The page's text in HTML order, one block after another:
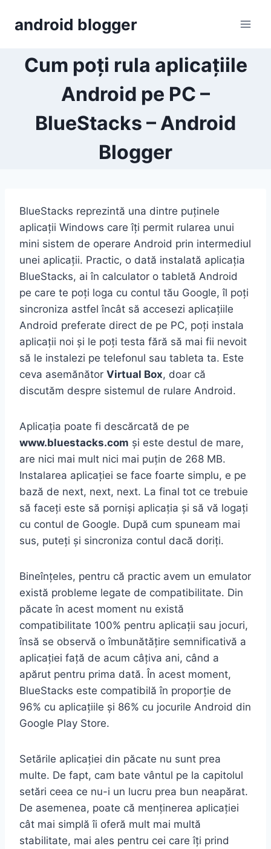
android blogger
Cum poți rula aplicațiile
Android pe PC –
BlueStacks – Android
Blogger
BlueStacks reprezintă una dintre puținele
aplicații Windows care îți permit rularea unui
mini sistem de operare Android prin intermediul
unei aplicații. Practic, o dată instalată aplicația
BlueStacks, ai în calculator o tabletă Android
pe care te poți loga cu contul tău Google, îl poți
sincroniza astfel încât să accesezi aplicațiile
Android preferate direct de pe PC, poți instala
aplicații noi și le poți testa fără să mai fii nevoit
să le instalezi pe telefonul sau tableta ta. Este
ceva asemănător Virtual Box, doar că
discutăm despre sistemul de rulare Android.
Aplicația poate fi descărcată de pe
www.bluestacks.com și este destul de mare,
are nici mai mult nici mai puțin de 268 MB.
Instalarea aplicației se face foarte simplu, e pe
bază de next, next, next. La final tot ce trebuie
să faceți este să porniși aplicația și să vă logați
cu contul de Google. După cum spuneam mai
sus, puteți și sincroniza contul dacă doriți.
Bineînțeles, pentru că practic avem un emulator
există probleme legate de compatibilitate. Din
păcate în acest moment nu există
compatibilitate 100% pentru aplicații sau jocuri,
însă se observă o îmbunătățire semnificativă a
aplicației față de acum câțiva ani, când a
apărut pentru prima dată. În acest moment,
BlueStacks este compatibilă în proporție de
96% cu aplicațiile și 86% cu jocurile Android din
Google Play Store.
Setările aplicației din păcate nu sunt prea
multe. De fapt, cam bate vântul pe la capitolul
setări ceea ce nu-i un lucru prea bun neapărat.
De asemenea, poate că menținerea aplicației
cât mai simplă îi oferă mult mai multă
stabilitate, mai ales pentru cei care îți prind